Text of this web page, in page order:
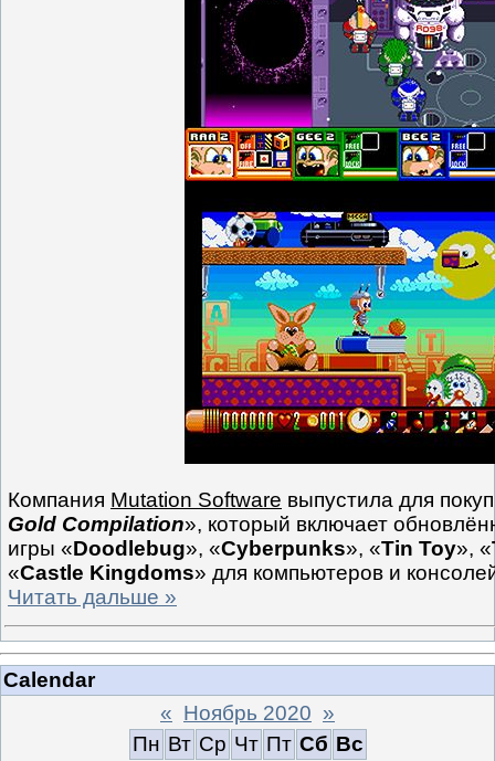
Компания Mutation Software выпустила для
Gold Compilation», который включает
игры «Doodlebug», «Cyberpunks», «Tin Toy», «
«Castle Kingdoms» для компьютеров и
Читать дальше »
Calendar
« Ноябрь 2020 »
Пн Вт Ср Чт Пт Сб Вс